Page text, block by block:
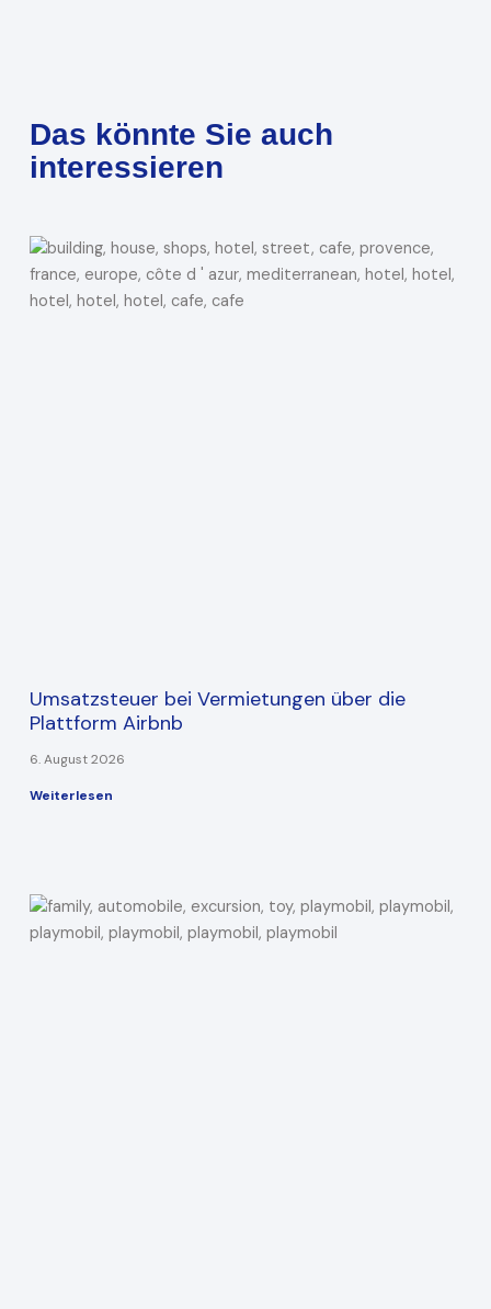
Das könnte Sie auch
interessieren
Umsatzsteuer bei Vermietungen über die
Plattform Airbnb
6. August 2026
Weiterlesen